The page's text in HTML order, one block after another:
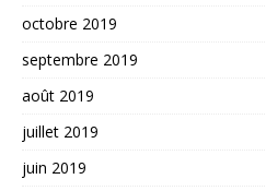
octobre 2019
septembre 2019
août 2019
juillet 2019
juin 2019